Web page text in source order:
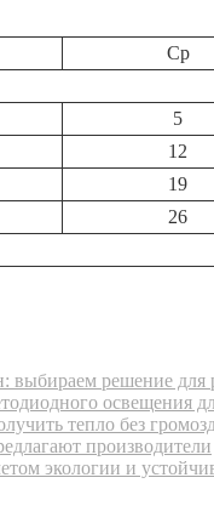
Ср
5
12
19
26
решение для
освещения
тепло без
производители
экологии и